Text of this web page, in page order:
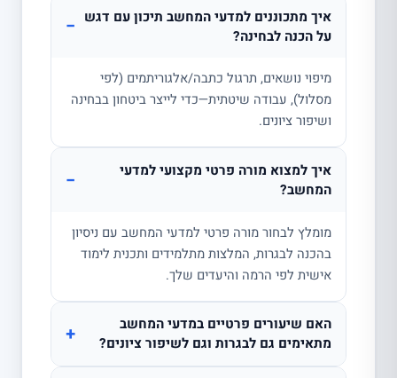
איך מתכוננים למדעי המחשב תיכון עם דגש
על הכנה לבחינה?
−
מיפוי נושאים, תרגול כתבה/אלגוריתמים (לפי
מסלול), עבודה שיטתית—כדי לייצר ביטחון בבחינה
ושיפור ציונים.
איך למצוא מורה פרטי מקצועי למדעי
המחשב?
−
מומלץ לבחור מורה פרטי למדעי המחשב עם ניסיון
בהכנה לבגרות, המלצות מתלמידים ותכנית לימוד
אישית לפי הרמה והיעדים שלך.
האם שיעורים פרטיים במדעי המחשב
מתאימים גם לבגרות וגם לשיפור ציונים?
+